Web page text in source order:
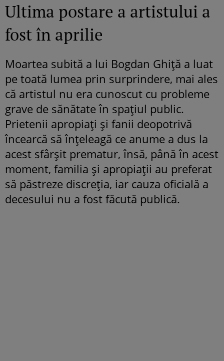
Ultima postare a artistului a
fost în aprilie
Moartea subită a lui Bogdan Ghiță a luat
pe toată lumea prin surprindere, mai ales
că artistul nu era cunoscut cu probleme
grave de sănătate în spațiul public.
Prietenii apropiați și fanii deopotrivă
încearcă să înțeleagă ce anume a dus la
acest sfârșit prematur, însă, până în acest
moment, familia și apropiații au preferat
să păstreze discreția, iar cauza oficială a
decesului nu a fost făcută publică.